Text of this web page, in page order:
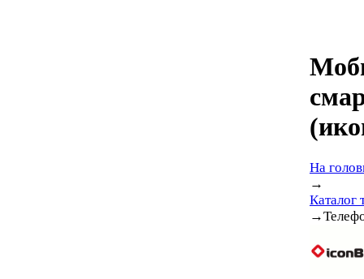
На
→
Каталог
→